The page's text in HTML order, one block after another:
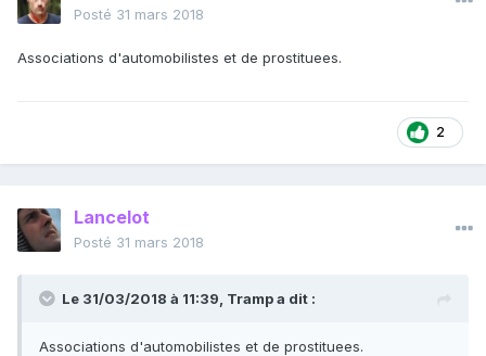
Posté 31 mars 2018
Associations d'automobilistes et de prostituees.
2
Lancelot
Posté 31 mars 2018
Le 31/03/2018 à 11:39, Trampa dit :
Associations d'automobilistes et de prostituees.